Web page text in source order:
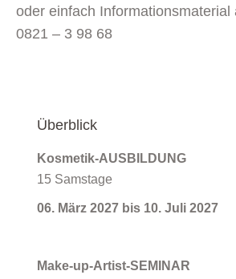
oder einfach Informationsmaterial
0821 – 3 98 68
Überblick
Kosmetik-AUSBILDUNG
15 Samstage
06. März 2027 bis 10. Juli 2027
Make-up-Artist-SEMINAR